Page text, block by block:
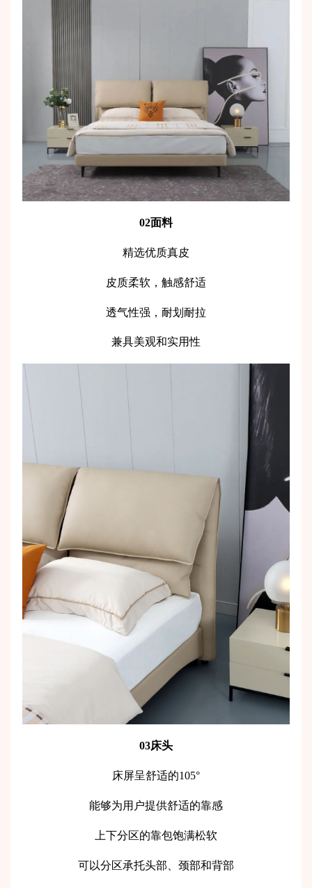
02面料
精选优质真皮
皮质柔软，触感舒适
透气性强，耐划耐拉
兼具美观和实用性
03床头
床屏呈舒适的105°
能够为用户提供舒适的靠感
上下分区的靠包饱满松软
可以分区承托头部、颈部和背部